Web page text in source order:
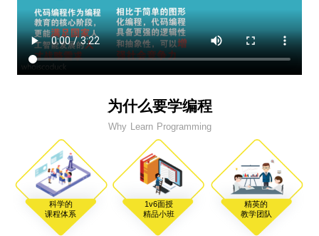
为什么要学编程
Why Learn Programming
科学的
课程体系
1v6面授
精品小班
精英的
教学团队